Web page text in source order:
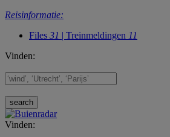
Reisinformatie:
Files 31 | Treinmeldingen 11
Vinden:
Vinden: